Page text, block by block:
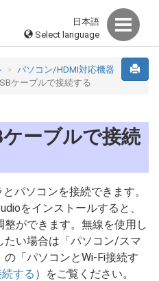
日本語
Select language
パソコン/HDMI対応機器
ケーブルで接続する
ーブルで接続
パソコンを接続できます。
をインストールすると、
ができます。無線を使用し
たい場合は「パソコン/スマ
「パソコンとWi‑Fi接続す
する ）をご覧ください。